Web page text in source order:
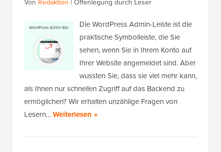
Von Redaktion | Offenlegung durch Leser
Die WordPress Admin-Leiste ist die
praktische Symbolleiste, die Sie
sehen, wenn Sie in Ihrem Konto auf
Ihrer Website angemeldet sind. Aber
wussten Sie, dass sie viel mehr kann,
als Ihnen nur schnellen Zugriff auf das Backend zu
ermöglichen? Wir erhalten unzählige Fragen von
Lesern…Weiterlesen »